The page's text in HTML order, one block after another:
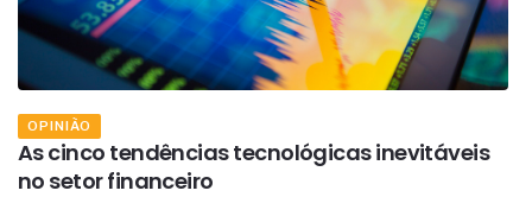
OPINIÃO
As cinco tendências tecnológicas inevitáveis
no setor financeiro